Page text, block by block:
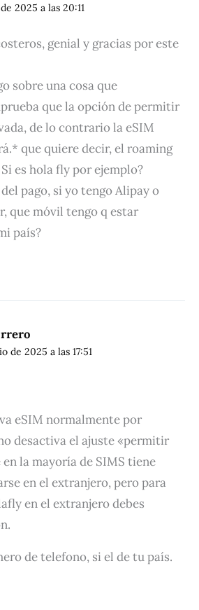
2025 a las 20:11
genial y gracias por este
sobre una cosa que
que la opción de permitir
de lo contrario la eSIM
que quiere decir, el roaming
es hola fly por ejemplo?
pago, si yo tengo Alipay o
que móvil tengo q estar
país?
de 2025 a las 17:51
eSIM normalmente por
desactiva el ajuste «permitir
en la mayoría de SIMS tiene
en el extranjero, pero para
en el extranjero debes
de telefono, si el de tu país.